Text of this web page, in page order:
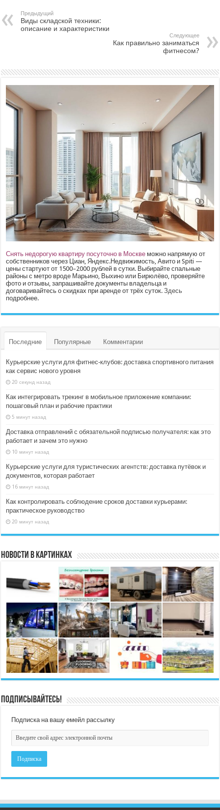
Предыдущий
Виды складской техники:
описание и характеристики
Следующее
Как правильно заниматься
фитнесом?
Снять недорогую квартиру посуточно в Москве можно напрямую от
собственников через Циан, Яндекс.Недвижимость, Авито и Spiti —
цены стартуют от 1500–2000 рублей в сутки. Выбирайте спальные
районы с метро вроде Марьино, Выхино или Бирюлёво, проверяйте
фото и отзывы, запрашивайте документы владельца и
договаривайтесь о скидках при аренде от трёх суток.Здесь
подробнее.
Последние Популярные Комментарии
Курьерские услуги для фитнес‑клубов: доставка спортивного питания
как сервис нового уровня
20 секунд назад
Как интегрировать трекинг в мобильное приложение компании:
пошаговый план и рабочие практики
5 минут назад
Доставка отправлений с обязательной подписью получателя: как это
работает и зачем это нужно
10 минут назад
Курьерские услуги для туристических агентств: доставка путёвок и
документов, которая работает
16 минут назад
Как контролировать соблюдение сроков доставки курьерами:
практическое руководство
20 минут назад
Новости в картинках
Подписывайтесь!
Подписка на вашу емейл рассылку